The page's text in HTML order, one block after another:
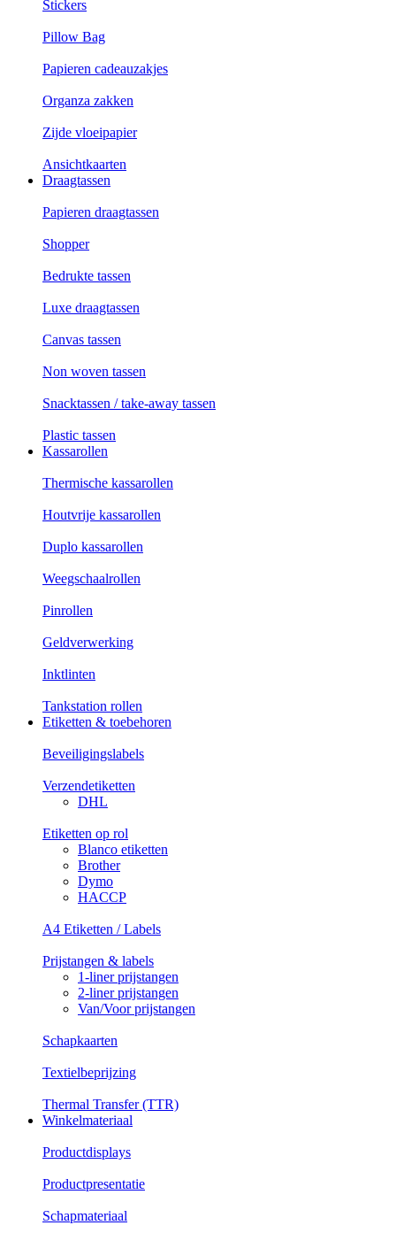
Stickers
Pillow Bag
Papieren cadeauzakjes
Organza zakken
Zijde vloeipapier
Ansichtkaarten
Draagtassen
Papieren draagtassen
Shopper
Bedrukte tassen
Luxe draagtassen
Canvas tassen
Non woven tassen
Snacktassen / take-away tassen
Plastic tassen
Kassarollen
Thermische kassarollen
Houtvrije kassarollen
Duplo kassarollen
Weegschaalrollen
Pinrollen
Geldverwerking
Inktlinten
Tankstation rollen
Etiketten & toebehoren
Beveiligingslabels
Verzendetiketten
DHL
Etiketten op rol
Blanco etiketten
Brother
Dymo
HACCP
A4 Etiketten / Labels
Prijstangen & labels
1-liner prijstangen
2-liner prijstangen
Van/Voor prijstangen
Schapkaarten
Textielbeprijzing
Thermal Transfer (TTR)
Winkelmateriaal
Productdisplays
Productpresentatie
Schapmateriaal